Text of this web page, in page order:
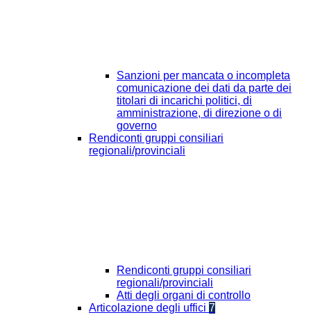
Sanzioni per mancata o incompleta
comunicazione dei dati da parte dei
titolari di incarichi politici, di
amministrazione, di direzione o di
governo
Rendiconti gruppi consiliari
regionali/provinciali
Rendiconti gruppi consiliari
regionali/provinciali
Atti degli organi di controllo
Articolazione degli uffici 7